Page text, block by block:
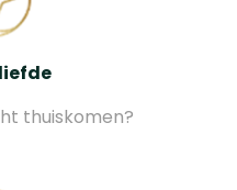
thuiskomen?